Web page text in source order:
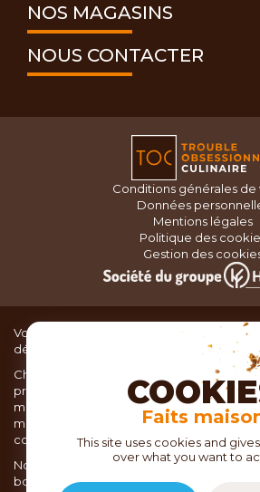
NOS MAGASINS
NOUS CONTACTER
Conditions générales de
Données
Mentions légales
Politique des
Gestion des
Vous recherchez du matériel de cuisine
délicieux plats ou des pâtisseries dignes
Chez TOC, boutique d’ustensiles de
proposons une large sélection de
marques de matériel de cuisine:
matériel de cuisson, service de table,
coutellerie, set picnic.
Nous vous réservons un accueil chaleureux
boutiques, mais vous trouverez
Faits
This site uses cookies and
over what you want to